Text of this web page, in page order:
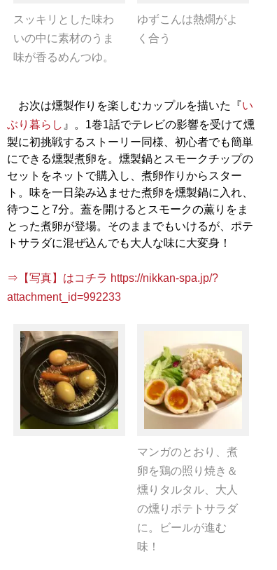
スッキリとした味わ
いの中に素材のうま
味が香るめんつゆ。
ゆずこんは熱燗がよ
く合う
お次は燻製作りを楽しむカップルを描いた『い
ぶり暮らし 』。1巻1話でテレビの影響を受けて燻
製に初挑戦するストーリー同様、初心者でも簡単
にできる燻製煮卵を。燻製鍋とスモークチップの
セットをネットで購入し、煮卵作りからスター
ト。味を一日染み込ませた煮卵を燻製鍋に入れ、
待つこと7分。蓋を開けるとスモークの薫りをま
とった煮卵が登場。そのままでもいけるが、ポテ
トサラダに混ぜ込んでも大人な味に大変身！
⇒【写真】はコチラ https://nikkan-spa.jp/?
attachment_id=992233
マンガのとおり、煮
卵を鶏の照り焼き＆
燻りタルタル、大人
の燻りポテトサラダ
に。ビールが進む
味！